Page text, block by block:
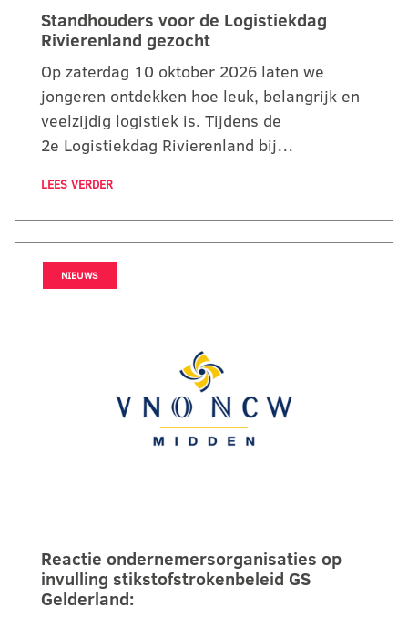
Standhouders voor de Logistiekdag
Rivierenland gezocht
Op zaterdag 10 oktober 2026 laten we
jongeren ontdekken hoe leuk, belangrijk en
veelzijdig logistiek is. Tijdens de
2e Logistiekdag Rivierenland bij…
LEES VERDER
Reactie ondernemersorganisaties op
invulling stikstofstrokenbeleid GS
Gelderland:
NIEUWS